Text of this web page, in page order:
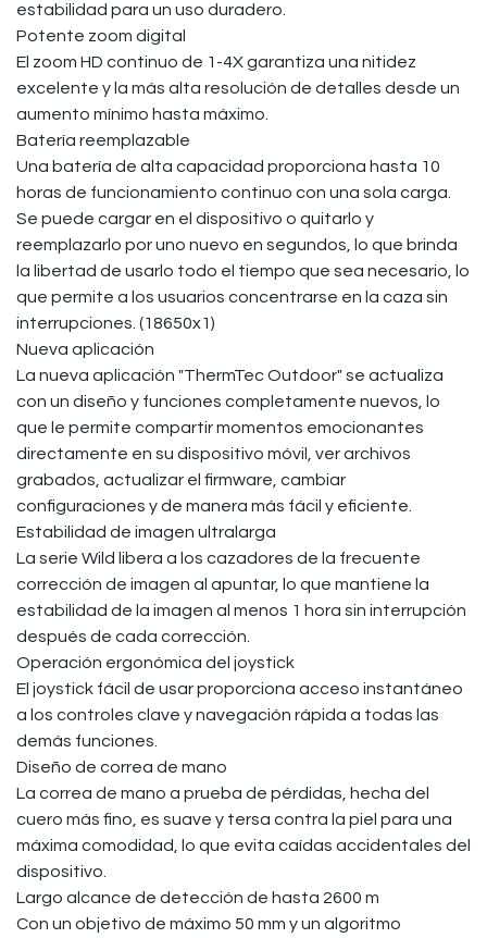
estabilidad para un uso duradero.
Potente zoom digital
El zoom HD continuo de 1-4X garantiza una nitidez
excelente y la más alta resolución de detalles desde un
aumento mínimo hasta máximo.
Batería reemplazable
Una batería de alta capacidad proporciona hasta 10
horas de funcionamiento continuo con una sola carga.
Se puede cargar en el dispositivo o quitarlo y
reemplazarlo por uno nuevo en segundos, lo que brinda
la libertad de usarlo todo el tiempo que sea necesario, lo
que permite a los usuarios concentrarse en la caza sin
interrupciones. (18650x1)
Nueva aplicación
La nueva aplicación "ThermTec Outdoor" se actualiza
con un diseño y funciones completamente nuevos, lo
que le permite compartir momentos emocionantes
directamente en su dispositivo móvil, ver archivos
grabados, actualizar el firmware, cambiar
configuraciones y de manera más fácil y eficiente.
Estabilidad de imagen ultralarga
La serie Wild libera a los cazadores de la frecuente
corrección de imagen al apuntar, lo que mantiene la
estabilidad de la imagen al menos 1 hora sin interrupción
después de cada corrección.
Operación ergonómica del joystick
El joystick fácil de usar proporciona acceso instantáneo
a los controles clave y navegación rápida a todas las
demás funciones.
Diseño de correa de mano
La correa de mano a prueba de pérdidas, hecha del
cuero más fino, es suave y tersa contra la piel para una
máxima comodidad, lo que evita caídas accidentales del
dispositivo.
Largo alcance de detección de hasta 2600 m
Con un objetivo de máximo 50 mm y un algoritmo